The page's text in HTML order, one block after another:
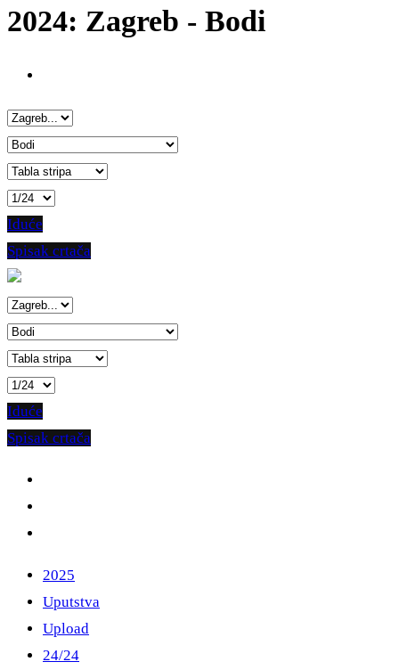
2024: Zagreb - Bodi
Iduće
Spisak crtača
Iduće
Spisak crtača
2025
Uputstva
Upload
24/24